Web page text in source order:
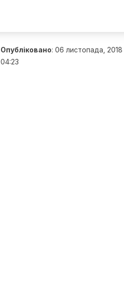
Опубліковано: 06 листопада, 2018
04:23